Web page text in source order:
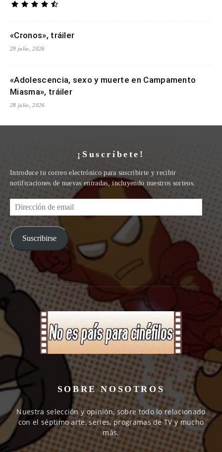
«Cronos», tráiler
29 julio, 2026
«Adolescencia, sexo y muerte en Campamento
Miasma», tráiler
28 julio, 2026
¡Suscríbete!
Introduce tu correo electrónico para suscribirte y recibir
notificaciones de nuevas entradas, incluyendo nuestros sorteos.
Dirección
de
email
Suscribirse
SOBRE NOSOTROS
Nuestra selección y opinión, sobre todo lo relacionado
con el séptimo arte, series, programas de TV y mucho
más.